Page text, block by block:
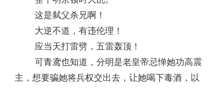
这是弑父杀兄啊！
大逆不道，有违伦理！
应当天打雷劈，五雷轰顶！
可青鸢也知道，分明是老皇帝忌惮她功高震
主，想要骗她将兵权交出去，让她喝下毒酒，以